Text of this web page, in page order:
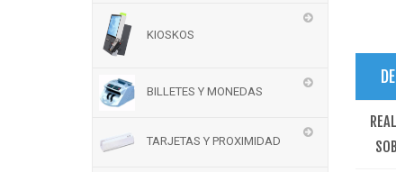
KIOSKOS
BILLETES Y MONEDAS
TARJETAS Y PROXIMIDAD